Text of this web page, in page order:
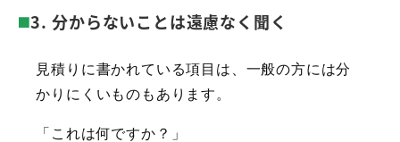
3. 分からないことは遠慮なく聞く
見積りに書かれている項目は、一般の方には分
かりにくいものもあります。
「これは何ですか？」